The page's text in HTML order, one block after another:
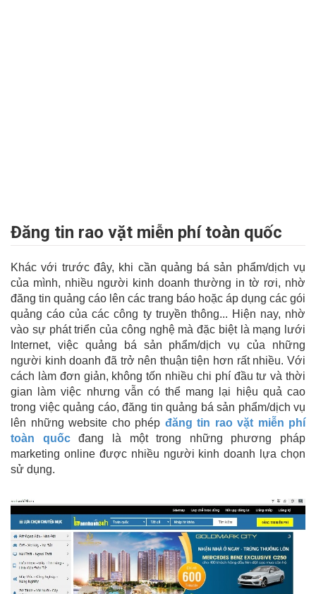
Đăng tin rao vặt miễn phí toàn quốc
Khác với trước đây, khi cần quảng bá sản phẩm/dịch vụ
của mình, nhiều người kinh doanh thường in tờ rơi, nhờ
đăng tin quảng cáo lên các trang báo hoặc áp dụng các gói
quảng cáo của các công ty truyền thông... Hiện nay, nhờ
vào sự phát triển của công nghệ mà đặc biệt là mạng lưới
Internet, việc quảng bá sản phẩm/dịch vụ của những
người kinh doanh đã trở nên thuận tiện hơn rất nhiều. Với
cách làm đơn giản, không tốn nhiều chi phí đầu tư và thời
gian làm việc nhưng vẫn có thể mang lại hiệu quả cao
trong việc quảng cáo, đăng tin quảng bá sản phẩm/dịch vụ
lên những website cho phép đăng tin rao vặt miễn phí
toàn quốcđang là một trong những phương pháp
marketing online được nhiều người kinh doanh lựa chọn
sử dụng.